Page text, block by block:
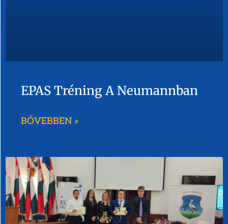
EPAS Tréning A Neumannban
BŐVEBBEN »